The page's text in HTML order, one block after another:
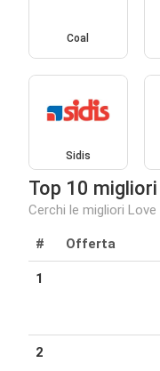
Coal
Sidis
Top 10
Cerchi le migliori
# Offerta
1
2